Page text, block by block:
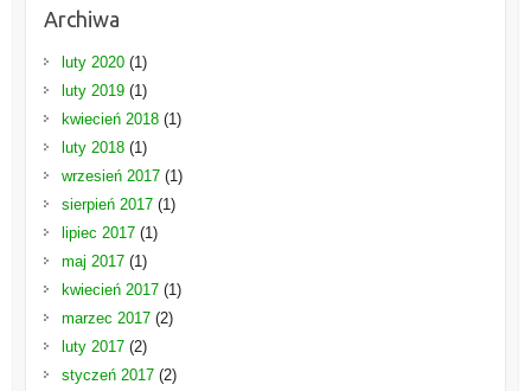
Archiwa
luty 2020(1)
luty 2019(1)
kwiecień 2018(1)
luty 2018(1)
wrzesień 2017(1)
sierpień 2017(1)
lipiec 2017(1)
maj 2017(1)
kwiecień 2017(1)
marzec 2017(2)
luty 2017(2)
styczeń 2017(2)